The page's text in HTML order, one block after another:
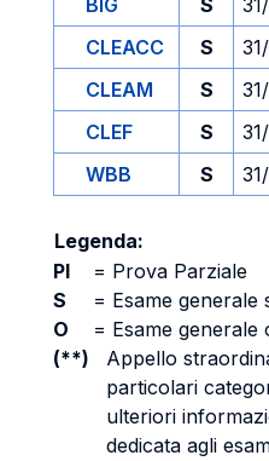
BIG S
CLEACC
S
CLEAM
S
CLEF
S
WBB
S
Legenda:
PI
= Prova Parziale
S
= Esame generale
O
= Esame generale
(**)
Appello
particolari
ulteriori
dedicata agli